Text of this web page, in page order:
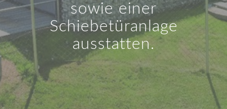
sowie einer
Schiebetüranlage
ausstatten.